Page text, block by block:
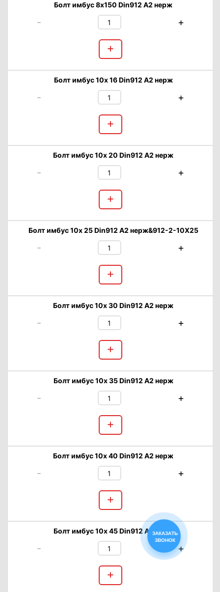
Болт имбус 8х150 Din912 А2 нерж
- +
+
Болт имбус 10х 16 Din912 А2 нерж
- +
+
Болт имбус 10х 20 Din912 А2 нерж
- +
+
Болт имбус 10х 25 Din912 А2 нерж&912-2-10X25
- +
+
Болт имбус 10х 30 Din912 А2 нерж
- +
+
Болт имбус 10х 35 Din912 А2 нерж
- +
+
Болт имбус 10х 40 Din912 А2 нерж
- +
+
Болт имбус 10х 45 Din912 А2 нерж
- +
+
ЗАКАЗАТЬ
ЗВОНОК